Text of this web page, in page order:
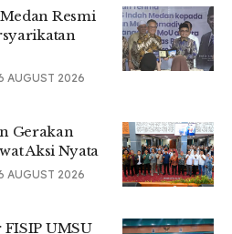
perguruan tinggi Muhammadiyah
ini menjadi kampus unggulan
menjadi generasi terbaik,”
PP Muhammadiyah agar
waktu dan peluang
jadi mahasiswa baru di
dan peluang ini dengan
mahasiswa yg sukses dan
Resmi
AUGUST 2026
Gerakan
Aksi Nyata
AUGUST 2026
UMSU